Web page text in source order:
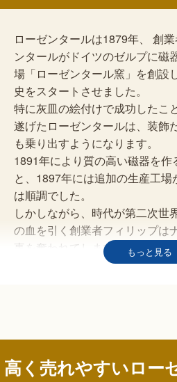
ローゼンタールは1879年、 創
ンタールがドイツのゼルプに磁
場「ローゼンタール窯」を創設
史をスタートさせました。
特に灰皿の絵付けで成功したこ
遂げたローゼンタールは、装飾
も乗り出すようになります。
1891年により質の高い磁器を作
と、1897年には追加の生産工
は順調でした。
しかしながら、時代が第二次世
の血を引く創業者フィリップは
事を奪われてしまいます。
そして結局創業者フィリップは
ローゼンタールは2代目
ドへ成長
もっと見る
高く売れやすいロー